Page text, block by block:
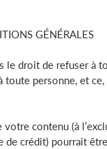
GÉNÉRALES
le droit de refuser à
toute personne, et
votre contenu (à
de crédit) pourrait